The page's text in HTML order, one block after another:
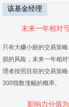
该基金经理
未来一年相对
只有大赚小赔的交易策
损的风险，未来一年相
理者按照目前的交易策
300指数涨幅的概率。
影响力分值为